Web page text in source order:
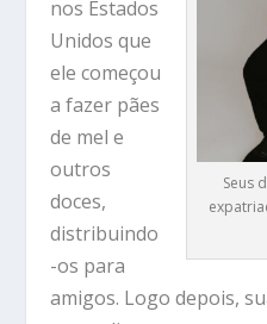
Seus
nos Estados
Unidos que
ele começou
a fazer pães
de mel e
outros
doces,
distribuindo
-os para
amigos. Logo depois,